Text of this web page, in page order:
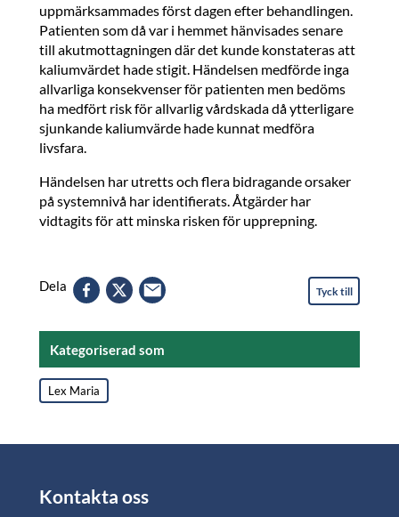
uppmärksammades först dagen efter behandlingen.
Patienten som då var i hemmet hänvisades senare
till akutmottagningen där det kunde konstateras att
kaliumvärdet hade stigit. Händelsen medförde inga
allvarliga konsekvenser för patienten men bedöms
ha medfört risk för allvarlig vårdskada då ytterligare
sjunkande kaliumvärde hade kunnat medföra
livsfara.
Händelsen har utretts och flera bidragande orsaker
på systemnivå har identifierats. Åtgärder har
vidtagits för att minska risken för upprepning.
Dela Tyck till
Kategoriserad som
Lex Maria
Kontakta oss